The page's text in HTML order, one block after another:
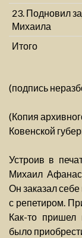
23. Подновил
Михаила
Итого
(подпись
(Копия
Ковенской
Устроив в
Михаил
Он заказал
с репетиром.
Как-то
было